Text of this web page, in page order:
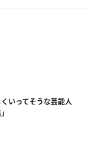
くいってそうな芸能人